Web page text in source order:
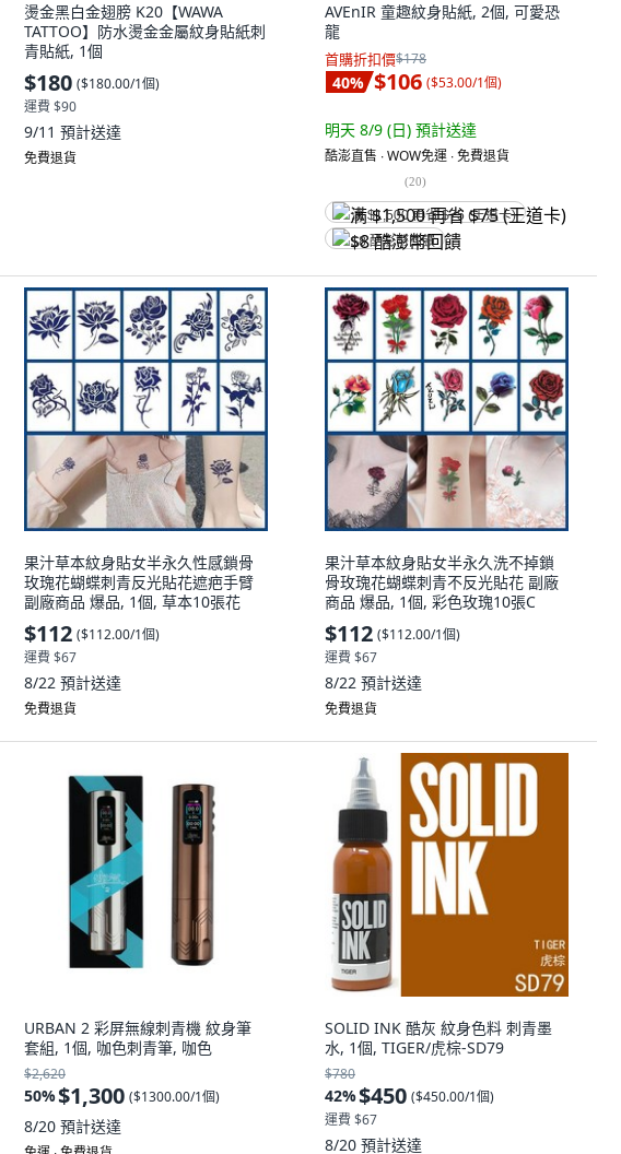
燙金黑白金翅膀 K20【WAWA
TATTOO】防水燙金金屬紋身貼紙刺
青貼紙, 1個
$180 ($180.00/1個)
運費 $90
9/11 預計送達
免費退貨
AVEnIR 童趣紋身貼紙, 2個, 可愛恐
龍
首購折扣價$178
40% $106 ($53.00/1個)
明天 8/9 (日) 預計送達
酷澎直售 ∙ WOW免運 ∙ 免費退貨
(20)
满 $1,500 再省 $75 (王道卡)
$8 酷澎幣回饋
果汁草本紋身貼女半永久性感鎖骨
玫瑰花蝴蝶刺青反光貼花遮疤手臂
副廠商品 爆品, 1個, 草本10張花
$112 ($112.00/1個)
運費 $67
8/22 預計送達
免費退貨
果汁草本紋身貼女半永久洗不掉鎖
骨玫瑰花蝴蝶刺青不反光貼花 副廠
商品 爆品, 1個, 彩色玫瑰10張C
$112 ($112.00/1個)
運費 $67
8/22 預計送達
免費退貨
URBAN 2 彩屏無線刺青機 紋身筆
套組, 1個, 咖色刺青筆, 咖色
$2,620
50%$1,300 ($1300.00/1個)
8/20 預計送達
SOLID INK 酷灰 紋身色料 刺青墨
水, 1個, TIGER/虎棕-SD79
$780
42%$450 ($450.00/1個)
運費 $67
8/20 預計送達